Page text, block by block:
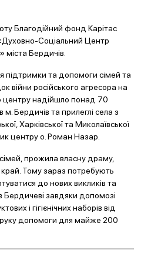
Благодійний фонд Карітас
Соціальний Центр
Бердичів.
та допомоги сімей та
війни російського агресора на
центру надійшло понад 70
Бердичів та прилеглі села з
Харківської та Миколаївської
центру о. Роман Назар.
прожила власну драму,
Тому зараз потребують
до нових викликів та
Бердичеві завдяки допомозі
і гігієнічних наборів від
руку допомоги для майже 200